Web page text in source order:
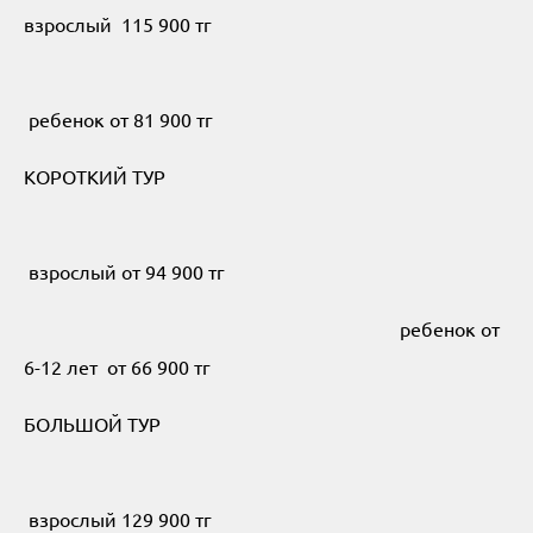
взрослый 115 900 тг
ребенок от 81 900 тг
КОРОТКИЙ ТУР
взрослый от 94 900 тг
ребенок от
6-12 лет от 66 900 тг
БОЛЬШОЙ ТУР
взрослый 129 900 тг